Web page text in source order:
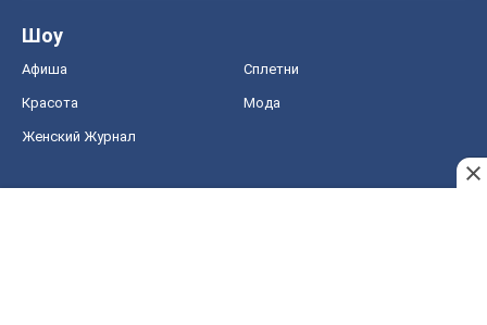
Шоу
Афиша Сплетни
Красота Мода
Женский Журнал